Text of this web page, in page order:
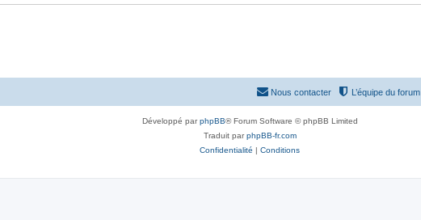
L’équipe du forum
Nous contacter
Développé parphpBB® Forum Software © phpBB Limited
Traduit parphpBB-fr.com
Confidentialité | Conditions